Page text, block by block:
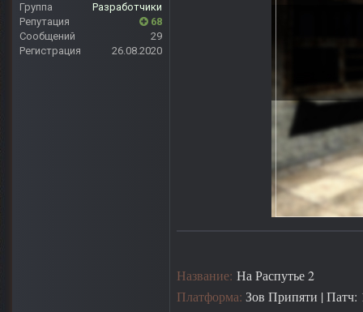
Группа
Разработчики
Репутация
68
Сообщений
29
Регистрация
26.08.2020
Название: На Распутье 2
Платформа: Зов Припяти | Патч: